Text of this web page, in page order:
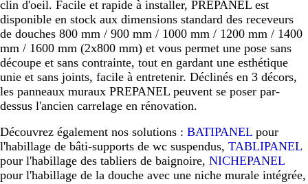
clin d'oeil. Facile et rapide à installer, PREPANEL est
disponible en stock aux dimensions standard des receveurs
de douches 800 mm / 900 mm / 1000 mm / 1200 mm / 1400
mm / 1600 mm (2x800 mm) et vous permet une pose sans
découpe et sans contrainte, tout en gardant une esthétique
unie et sans joints, facile à entretenir. Déclinés en 3 décors,
les panneaux muraux PREPANEL peuvent se poser par-
dessus l'ancien carrelage en rénovation.
Découvrez également nos solutions : BATIPANEL pour
l'habillage de bâti-supports de wc suspendus, TABLIPANEL
pour l'habillage des tabliers de baignoire, NICHEPANEL
pour l'habillage de la douche avec une niche murale intégrée,